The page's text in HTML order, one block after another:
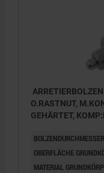
O.RASTNUT,
GEHÄRTET,
OBERFLÄCHE
MATERIAL